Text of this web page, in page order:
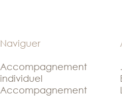
Naviguer
Accompagnement
individuel
Accompagnement